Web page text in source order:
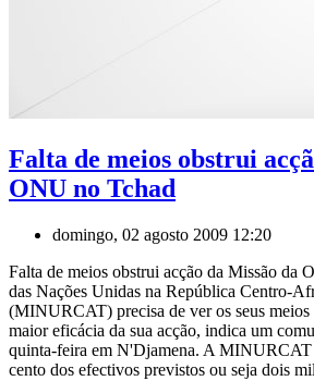
Falta de meios obstrui
ONU no Tchad
domingo, 02 agosto 2009 12:20
Falta de meios obstrui acção da Missão da
das Nações Unidas na República Centro-
(MINURCAT) precisa de ver os seus meios
maior eficácia da sua acção, indica um
quinta-feira em N'Djamena. A MINURCAT
cento dos efectivos previstos ou seja dois